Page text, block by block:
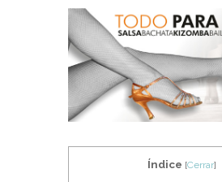
Índice [Cerrar]